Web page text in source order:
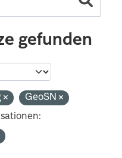
gefunden
GeoSN